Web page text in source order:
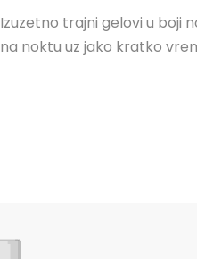
Izuzetno trajni gelovi u boji
na noktu uz jako kratko